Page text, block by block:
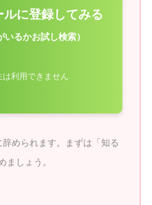
に登録してみる
いるかお試し検索）
利用できません
められます。まずは「知る
ましょう。